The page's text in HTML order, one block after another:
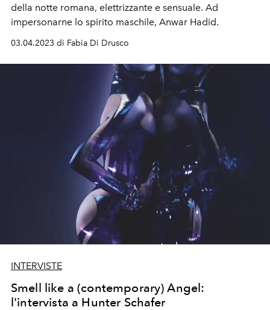
della notte romana, elettrizzante e sensuale. Ad
impersonarne lo spirito maschile, Anwar Hadid.
03.04.2023 di Fabia Di Drusco
INTERVISTE
Smell like a (contemporary) Angel:
l'intervista a Hunter Schafer